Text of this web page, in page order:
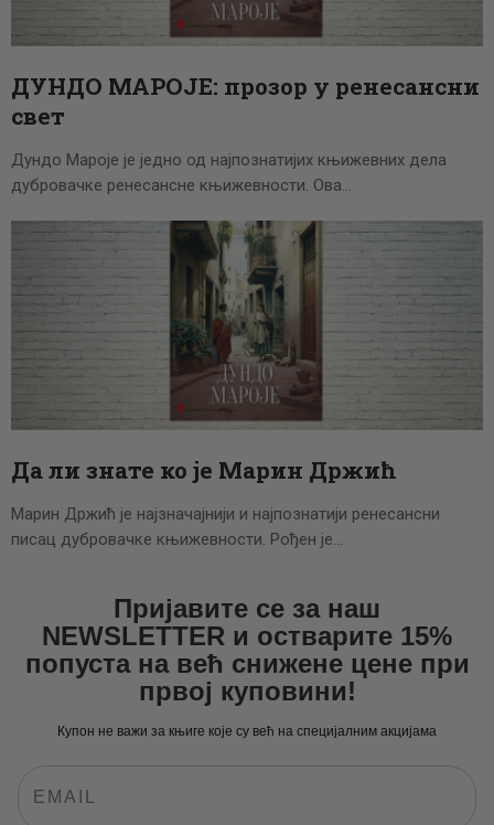
ЦЕНОВНИК
ПИСМО
ДУНДО МАРОЈЕ: прозор у ренесансни
свет
Дундо Мароје је једно од најпознатијих књижевних дела
дубровачке ренесансне књижевности. Ова…
Да ли знате ко је Марин Држић
Марин Држић је најзначајнији и најпознатији ренесансни
писац дубровачке књижевности. Рођен је…
Пријавите се за наш
NEWSLETTER и остварите 15%
попуста на већ снижене цене при
првој куповини!
Купон не важи за књиге које су већ на специјалним акцијама